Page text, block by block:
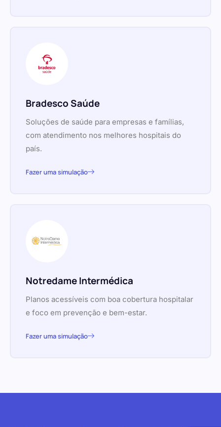
Bradesco Saúde
Soluções de saúde para empresas e famílias,
com atendimento nos melhores hospitais do
país.
Fazer uma simulação
Notredame Intermédica
Planos acessíveis com boa cobertura hospitalar
e foco em prevenção e bem-estar.
Fazer uma simulação